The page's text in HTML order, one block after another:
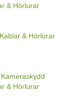
& Hörlurar
& Hörlurar
& Hörlurar